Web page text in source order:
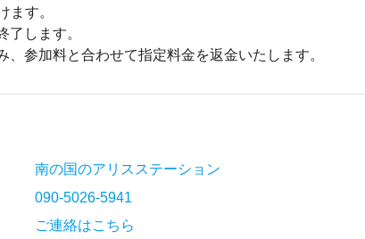
ます。
了します。
、参加料と合わせて指定料金を返金いたします。
南の国のアリスステーション
090-5026-5941
ご連絡はこちら